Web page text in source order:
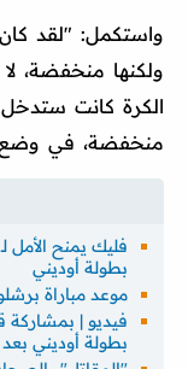
واستكمل: "لقد
ولكنها منخفضة،
الكرة كانت
منخفضة، في
فليك يمنح الأمل
بطولة أوديني
موعد مباراة
فيديو | بمشاركة
بطولة أوديني